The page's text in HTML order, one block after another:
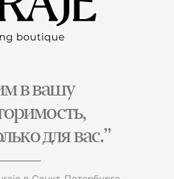
в вашу
для вас.”